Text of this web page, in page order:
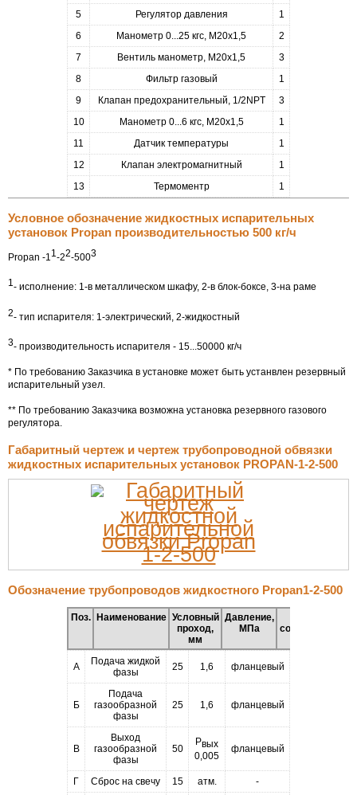
5 Регулятор давления
1
6
Манометр 0...25 кгс, М20х1,5
2
7
Вентиль манометр, М20х1,5
3
8
Фильтр газовый
1
9
Клапан предохранительный, 1/2NPT
3
10
Манометр 0...6 кгс, М20х1,5
1
11
Датчик температуры
1
12
Клапан электромагнитный
1
13
Термоментр 1
Условное обозначение жидкостных испарительных
установок Propan производительностью 500 кг/ч
Propan -11 -22-5003
1- исполнение: 1-в металлическом шкафу, 2-в блок-боксе, 3-на раме
2- тип испарителя: 1-электрический, 2-жидкостный
3- производительность испарителя - 15...50000 кг/ч
* По требованию Заказчика в установке может быть устанвлен резервный
испарительный узел.
** По требованию Заказчика возможна установка резервного газового
регулятора.
Габаритный чертеж и чертеж трубопроводной обвязки
жидкостных испарительных установок PROPAN-1-2-500
Обозначение трубопроводов жидкостного Propan1-2-500
Поз. Наименование Условный
проход,
мм
Давление,
МПа
соединения
А
Подача жидкой
фазы
25 1,6 фланцевый
Б
Подача
газообразной
фазы
25 1,6 фланцевый
В
Выход
газообразной
фазы
50
Рвых
0,005
фланцевый
Г Сброс на свечу 15 атм. -